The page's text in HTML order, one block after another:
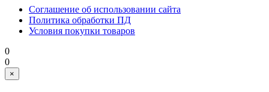
Соглашение об использовании сайта
Политика обработки ПД
Условия покупки товаров
0
0
×